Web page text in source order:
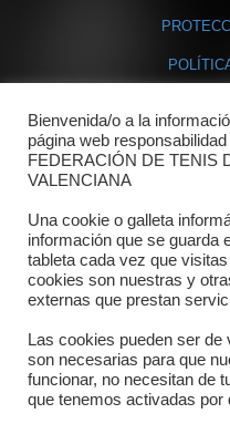
Bienvenida/o a la
página web
FEDERACIÓN DE TENIS
VALENCIANA
Una cookie o galleta
información que se guarda
tableta cada vez que
cookies son nuestras y
externas que prestan
Las cookies pueden ser
son necesarias para que
funcionar, no necesitan de
que tenemos activadas por